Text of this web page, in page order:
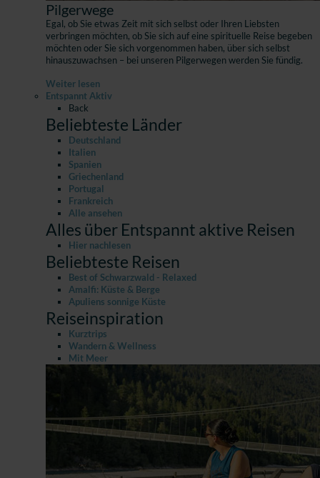
Pilgerwege
Egal, ob Sie etwas Zeit mit sich selbst oder Ihren Liebsten
verbringen möchten, ob Sie sich auf eine spirituelle Reise begeben
möchten oder Sie sich vorgenommen haben, über sich selbst
hinauszuwachsen – bei unseren Pilgerwegen werden Sie fündig.
Weiter lesen
Entspannt Aktiv
Back
Beliebteste Länder
Deutschland
Italien
Spanien
Griechenland
Portugal
Frankreich
Alle ansehen
Alles über Entspannt aktive Reisen
Hier nachlesen
Beliebteste Reisen
Best of Schwarzwald - Relaxed
Amalfi: Küste & Berge
Apuliens sonnige Küste
Reiseinspiration
Kurztrips
Wandern & Wellness
Mit Meer